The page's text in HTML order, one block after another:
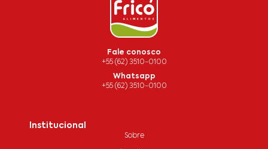
Fale conosco
+55 (62) 3510-0100
Whatsapp
+55 (62) 3510-0100
Institucional
Sobre